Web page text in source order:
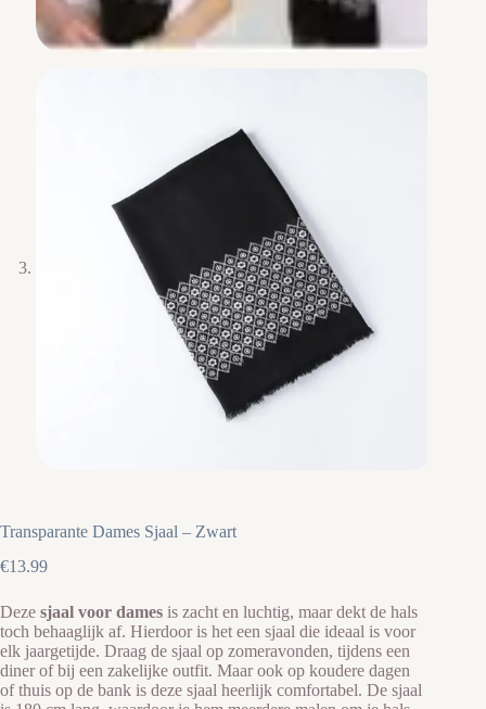
Transparante Dames Sjaal – Zwart
€13.99
Deze sjaal voor dames is zacht en luchtig, maar dekt de hals
toch behaaglijk af. Hierdoor is het een sjaal die ideaal is voor
elk jaargetijde. Draag de sjaal op zomeravonden, tijdens een
diner of bij een zakelijke outfit. Maar ook op koudere dagen
of thuis op de bank is deze sjaal heerlijk comfortabel. De sjaal